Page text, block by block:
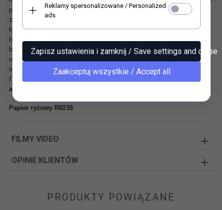
papier zyskuje oryginalny wygląd i strukturę. Przykleja się bez
żadnych szczególnych zaleceń co do techniki klejenia, każdym
klejem. Sprawdzona odpowiednia technika nadruku powoduje, że
barwy pozostają czyste, nie zmywają się pod wpływem kleju i nie
blakną. Papier świetnie się przykleja i daje się delikatnie naddawać na
obłych przedmiotach. Umożliwia uzyskanie doskonałych rezultatów w
sztuce decoupage.
ITD Collection
arkusz wielkości A4 - 210x297 mm / 8.27x11.7 in; 30-35 g/m2
Papier ryżowy R0239
FILMY VIDEO
OPINIE KLIENTÓW
PRODUKTY POWIĄZANE
Reklamy spersonalizowane / Personalized
ads
Zapisz ustawienia i zamknij / Save settings and close
Zaakceptuj wszystkie / Accept all